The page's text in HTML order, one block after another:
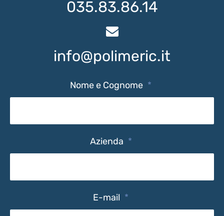
035.83.86.14
info@polimeric.it
Nome e Cognome *
Azienda *
E-mail *